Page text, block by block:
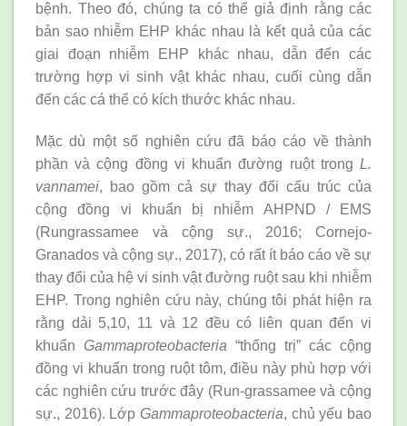
bệnh. Theo đó, chúng ta có thể giả định rằng các
bản sao nhiễm EHP khác nhau là kết quả của các
giai đoạn nhiễm EHP khác nhau, dẫn đến các
trường hợp vi sinh vật khác nhau, cuối cùng dẫn
đến các cá thể có kích thước khác nhau.
Mặc dù một số nghiên cứu đã báo cáo về thành
phần và cộng đồng vi khuẩn đường ruột trong L.
vannamei, bao gồm cả sự thay đổi cấu trúc của
cộng đồng vi khuẩn bị nhiễm AHPND / EMS
(Rungrassamee và cộng sự., 2016; Cornejo-
Granados và cộng sự., 2017), có rất ít báo cáo về sự
thay đổi của hệ vi sinh vật đường ruột sau khi nhiễm
EHP. Trong nghiên cứu này, chúng tôi phát hiện ra
rằng dải 5,10, 11 và 12 đều có liên quan đến vi
khuẩn Gammaproteobacteria “thống trị” các cộng
đồng vi khuẩn trong ruột tôm, điều này phù hợp với
các nghiên cứu trước đây (Run-grassamee và cộng
sự., 2016). Lớp Gammaproteobacteria, chủ yếu bao